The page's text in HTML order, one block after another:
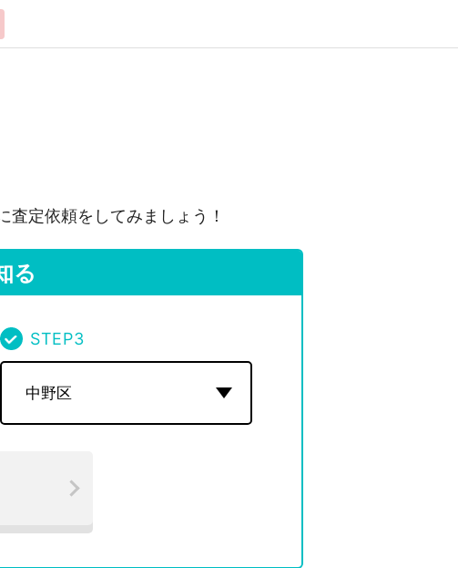
査定依頼をしてみましょう！
る
STEP3